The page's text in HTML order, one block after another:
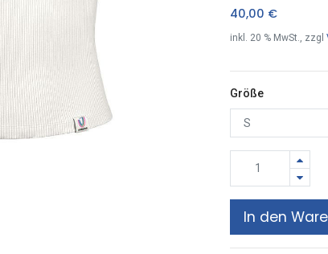
40,00 €
inkl. 20 % MwSt., zzgl
Größe
In den